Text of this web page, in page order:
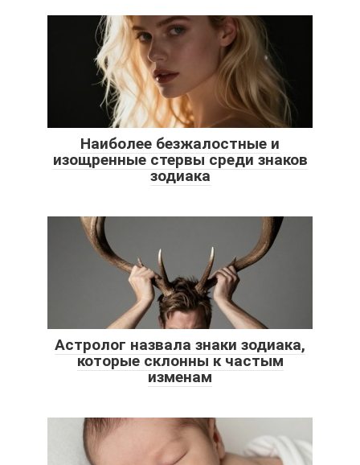
Наиболее безжалостные и
изощренные стервы среди знаков
зодиака
Астролог назвала знаки зодиака,
которые склонны к частым
изменам